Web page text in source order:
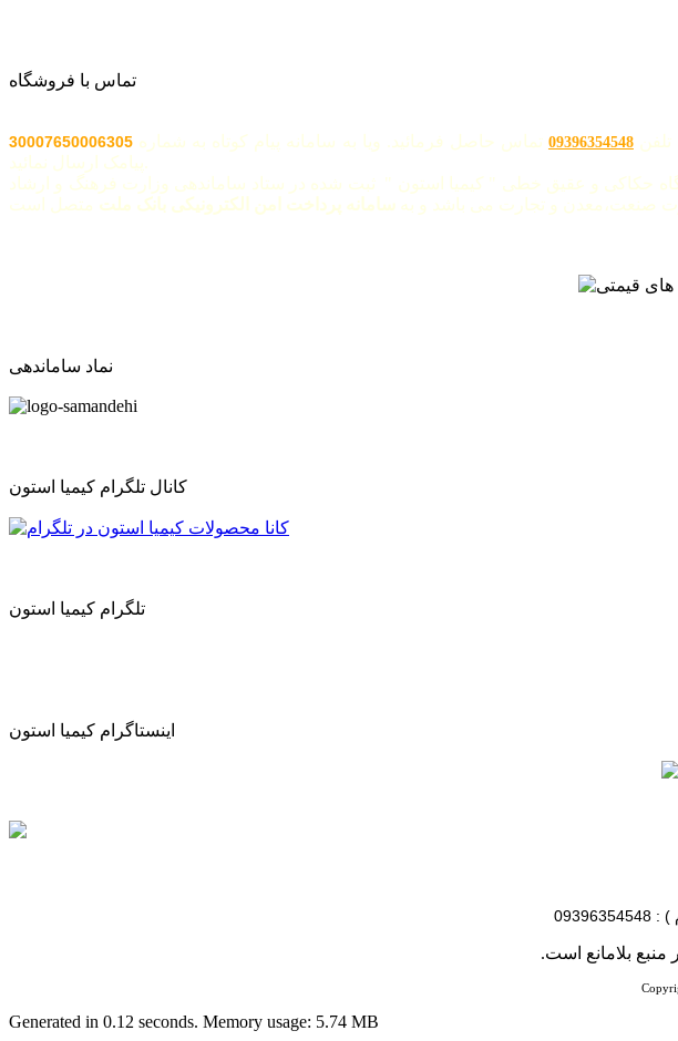
تماس با فروشگاه
09396354548 تماس حاصل فرمائید. ویا به سامانه پیام کوتاه به شماره 30007650006305
حکاکی و عقیق خطی " کیمیا استون " ثبت شده در ستاد ساماندهی وزارت فرهنگ و ارشاد
صنعت،معدن و تجارت می باشد و به سامانه پرداخت امن الکترونیکی بانک ملت
نماد ساماندهی
کانال تلگرام کیمیا استون
تلگرام کیمیا استون
اینستاگرام کیمیا استون
بلامانع است.
Generated in 0.12 seconds. Memory usage: 5.74 MB